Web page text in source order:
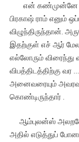
என் கண்முன்னே
பிரகாஷ் ராம் எனும்
விழுந்திருந்தான்.
இதற்குள் எச் ஆர்
எல்லோரும் விரைந்து
விபத்திடத்திற்கு வர
அனைவரையும் அவரவர்
கொண்டிருந்தார் .
ஆம்புலன்ஸ்
அதில் எடுத்துப்